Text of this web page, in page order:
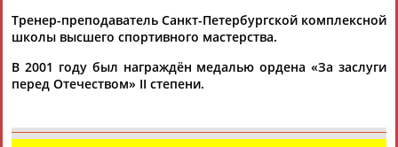
Тренер-преподаватель Санкт-Петербургской комплексной
школы высшего спортивного мастерства.
В 2001 году был награждён медалью ордена «За заслуги
перед Отечеством» II степени.